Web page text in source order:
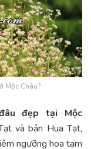
Mộc Châu?
đẹp tại Mộc
và bản Hua Tạt,
ngưỡng hoa tam